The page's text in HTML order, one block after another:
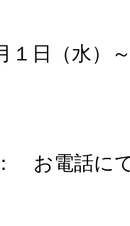
日（水）～
お電話に